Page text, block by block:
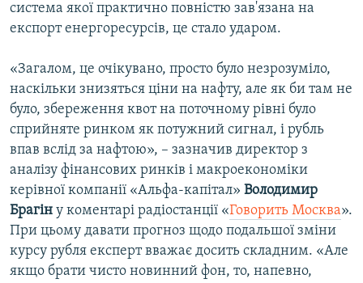
система якої практично повністю зав'язана на
експорт енергоресурсів, це стало ударом.
«Загалом, це очікувано, просто було незрозуміло,
наскільки знизяться ціни на нафту, але як би там не
було, збереження квот на поточному рівні було
сприйняте ринком як потужний сигнал, і рубль
впав вслід за нафтою», – зазначив директор з
аналізу фінансових ринків і макроекономіки
керівної компанії «Альфа-капітал» Володимир
Брагін у коментарі радіостанції «Говорить Москва».
При цьому давати прогноз щодо подальшої зміни
курсу рубля експерт вважає досить складним. «Але
якщо брати чисто новинний фон, то, напевно,